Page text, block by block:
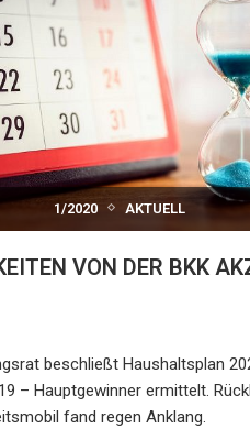
1/2020 AKTUELL
VON DER BKK
beschließt Haushaltsplan
– Hauptgewinner ermittelt.
fand regen Anklang.